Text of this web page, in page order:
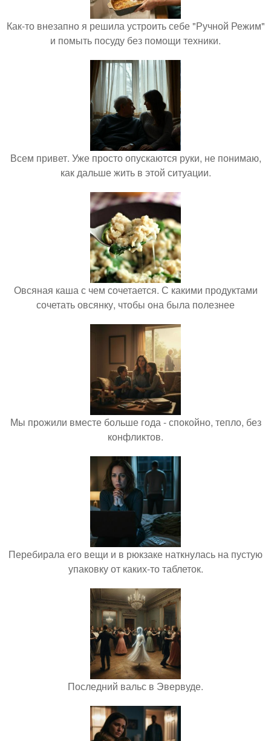
Как-то внезапно я решила устроить себе "Ручной Режим"
и помыть посуду без помощи техники.
Всем привет. Уже просто опускаются руки, не понимаю,
как дальше жить в этой ситуации.
Овсяная каша с чем сочетается. С какими продуктами
сочетать овсянку, чтобы она была полезнее
Мы прожили вместе больше года - спокойно, тепло, без
конфликтов.
Перебирала его вещи и в рюкзаке наткнулась на пустую
упаковку от каких-то таблеток.
Последний вальс в Эвервуде.